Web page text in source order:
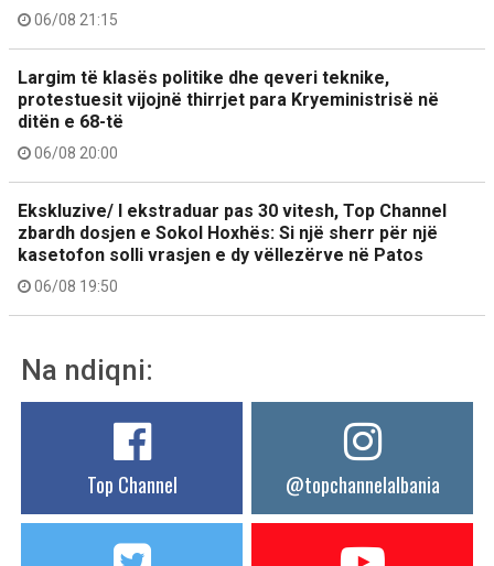
06/08 21:15
Largim të klasës politike dhe qeveri teknike,
protestuesit vijojnë thirrjet para Kryeministrisë në
ditën e 68-të
06/08 20:00
Ekskluzive/ I ekstraduar pas 30 vitesh, Top Channel
zbardh dosjen e Sokol Hoxhës: Si një sherr për një
kasetofon solli vrasjen e dy vëllezërve në Patos
06/08 19:50
Na ndiqni:
Top Channel @topchannelalbania